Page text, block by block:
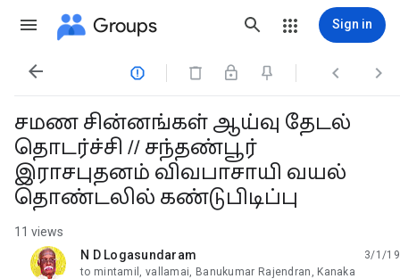
Groups Sign in
   
சமண சின்னங்கள் ஆய்வு தேடல்
தொடர்ச்சி // சந்தண்பூர்
இராசபுதனம் விவபாசாயி வயல்
தொண்டலில் கண்டுபிடிப்பு
11 views
N D Logasundaram
unread,
3/1/19
to mintamil, vallamai, Banukumar Rajendran, Kanaka